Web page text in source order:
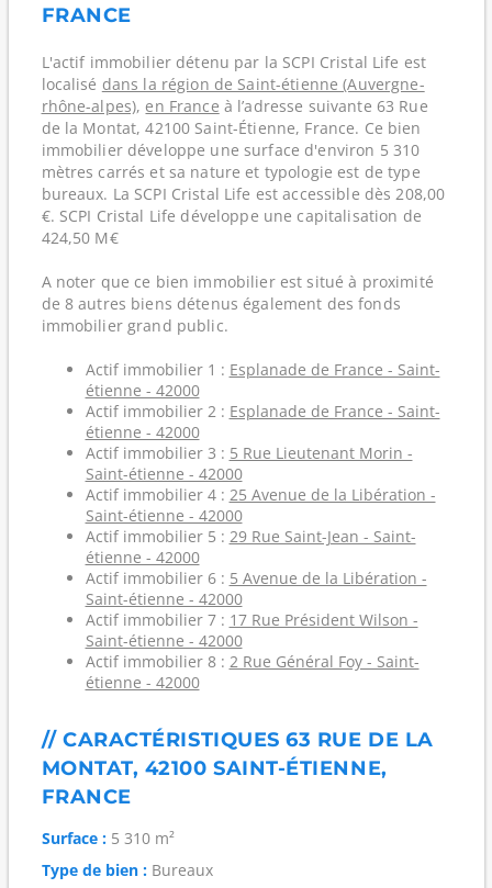
FRANCE
L'actif immobilier détenu par la SCPI Cristal Life est
localisé dans la région de Saint-étienne (Auvergne-
rhône-alpes), en France à l’adresse suivante 63 Rue
de la Montat, 42100 Saint-Étienne, France. Ce bien
immobilier développe une surface d'environ 5 310
mètres carrés et sa nature et typologie est de type
bureaux. La SCPI Cristal Life est accessible dès 208,00
€. SCPI Cristal Life développe une capitalisation de
424,50 M€
A noter que ce bien immobilier est situé à proximité
de 8 autres biens détenus également des fonds
immobilier grand public.
Actif immobilier 1 : Esplanade de France - Saint-
étienne - 42000
Actif immobilier 2 : Esplanade de France - Saint-
étienne - 42000
Actif immobilier 3 : 5 Rue Lieutenant Morin -
Saint-étienne - 42000
Actif immobilier 4 : 25 Avenue de la Libération -
Saint-étienne - 42000
Actif immobilier 5 : 29 Rue Saint-Jean - Saint-
étienne - 42000
Actif immobilier 6 : 5 Avenue de la Libération -
Saint-étienne - 42000
Actif immobilier 7 : 17 Rue Président Wilson -
Saint-étienne - 42000
Actif immobilier 8 : 2 Rue Général Foy - Saint-
étienne - 42000
// CARACTÉRISTIQUES 63 RUE DE LA
MONTAT, 42100 SAINT-ÉTIENNE,
FRANCE
Surface :5 310 m²
Type de bien :Bureaux